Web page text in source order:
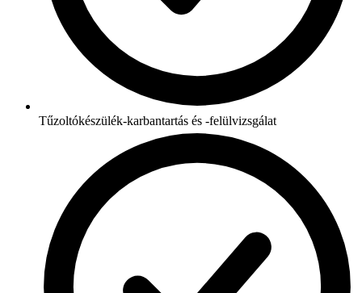
Tűzoltókészülék-karbantartás és -felülvizsgálat